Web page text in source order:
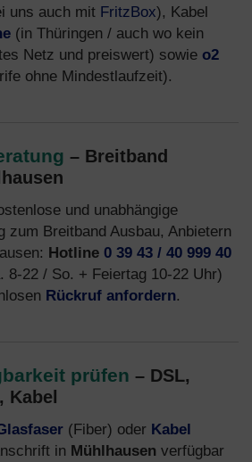
uns auch mit FritzBox), Kabel
(in Thüringen / auch wo kein
Netz und preiswert) sowie o2
ohne Mindestlaufzeit).
– Breitband
und unabhängige
zum Breitband Ausbau, Anbietern
Hotline 0 39 43 / 40 999 40
8-22 / So. + Feiertag 10-22 Uhr)
Rückruf anfordern.
prüfen – DSL,
Kabel
(Fiber) oder Kabel
in Mühlhausen verfügbar